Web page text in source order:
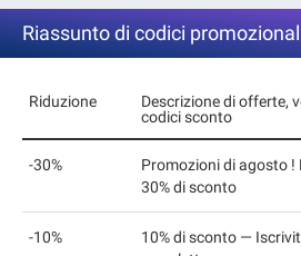
Riassunto di codici
Riduzione
Descrizione di offerte,
codici sconto
-30%
Promozioni di agosto !
30% di sconto
-10%
10% di sconto —